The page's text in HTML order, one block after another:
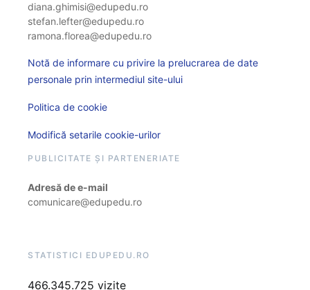
diana.ghimisi@edupedu.ro
stefan.lefter@edupedu.ro
ramona.florea@edupedu.ro
Notă de informare cu privire la prelucrarea de date
personale prin intermediul site-ului
Politica de cookie
Modifică setarile cookie-urilor
PUBLICITATE ȘI PARTENERIATE
Adresă de e-mail
comunicare@edupedu.ro
STATISTICI EDUPEDU.RO
466.345.725 vizite